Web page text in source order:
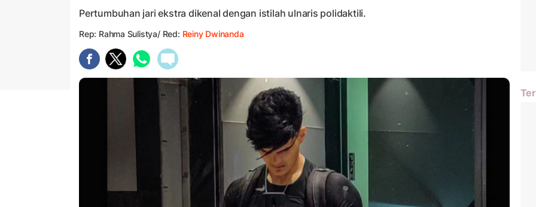
Pertumbuhan jari ekstra dikenal dengan istilah ulnaris polidaktili.
Rep: Rahma Sulistya/ Red: Reiny Dwinanda